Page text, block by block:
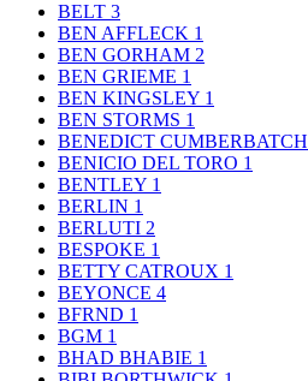
BELT 3
BEN AFFLECK 1
BEN GORHAM 2
BEN GRIEME 1
BEN KINGSLEY 1
BEN STORMS 1
BENEDICT CUMBERBATCH
BENICIO DEL TORO 1
BENTLEY 1
BERLIN 1
BERLUTI 2
BESPOKE 1
BETTY CATROUX 1
BEYONCE 4
BFRND 1
BGM 1
BHAD BHABIE 1